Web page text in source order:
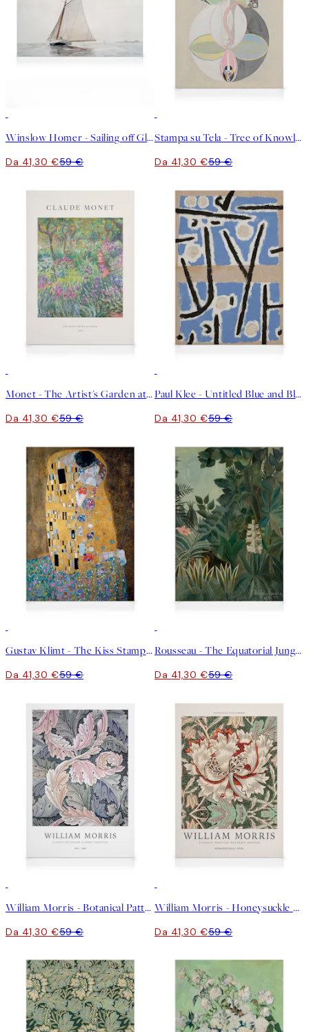
Winslow Homer - Sailing off Gloucester Stampa su Tela
Da 41,30 €59 €
Stampa su Tela - Tree of Knowledge, No.5 by Hilma af Klint
Da 41,30 €59 €
Monet - The Artist's Garden at Giverny Stampa su Tela
Da 41,30 €59 €
Paul Klee - Untitled Blue and Black Abstract Stampa su Tela
Da 41,30 €59 €
Gustav Klimt - The Kiss Stampa su Tela
Da 41,30 €59 €
Rousseau - The Equatorial Jungle Stampa su Tela
Da 41,30 €59 €
William Morris - Botanical Pattern Stampa su Tela
Da 41,30 €59 €
William Morris - Honeysuckle Stampa su Tela
Da 41,30 €59 €